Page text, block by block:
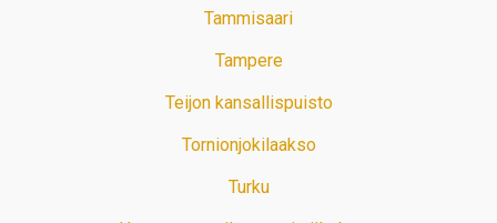
Tammisaari
Tampere
Teijon kansallispuisto
Tornionjokilaakso
Turku